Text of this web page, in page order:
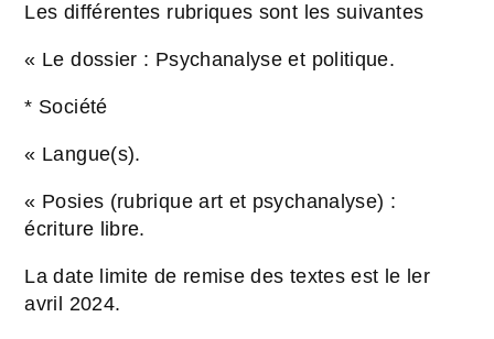
Les différentes rubriques sont les suivantes
« Le dossier : Psychanalyse et politique.
* Société
« Langue(s).
« Posies (rubrique art et psychanalyse) :
écriture libre.
La date limite de remise des textes est le ler
avril 2024.